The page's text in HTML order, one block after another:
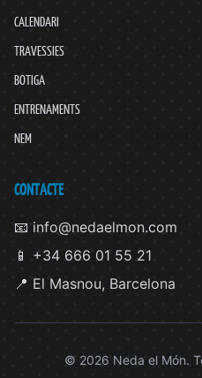
CALENDARI
TRAVESSIES
BOTIGA
ENTRENAMENTS
NEM
CONTACTE
📧 info@nedaelmon.com
📱 +34 666 01 55 21
📍 El Masnou, Barcelona
© 2026 Neda el Món.